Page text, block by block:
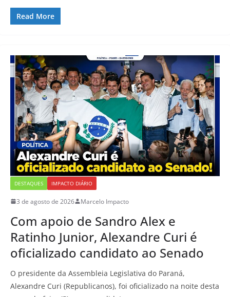
Read More
DESTAQUES IMPACTO DIÁRIO
3 de agosto de 2026 Marcelo Impacto
Com apoio de Sandro Alex e
Ratinho Junior, Alexandre Curi é
oficializado candidato ao Senado
O presidente da Assembleia Legislativa do Paraná,
Alexandre Curi (Republicanos), foi oficializado na noite desta